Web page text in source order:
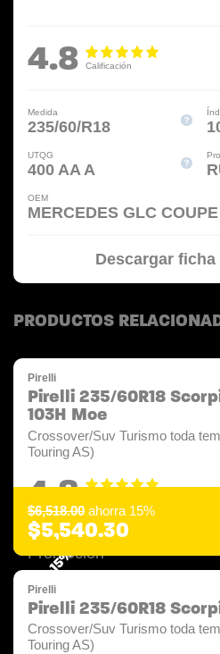
Medida
235/60/R18
UTQG
400 AA A
OEM
MERCEDES GLC COUPE
Descargar
4.8
PRODUCTOS
Pirelli
Pirelli 235/60R18
103H Moe
Crossover/Suv Turismo toda
Touring AS)
4.8
-15%
$6,518.00 ahorra 15%
$5,540.30
Pirelli
Pirelli 235/60R18
Crossover/Suv Turismo toda
Touring AS)